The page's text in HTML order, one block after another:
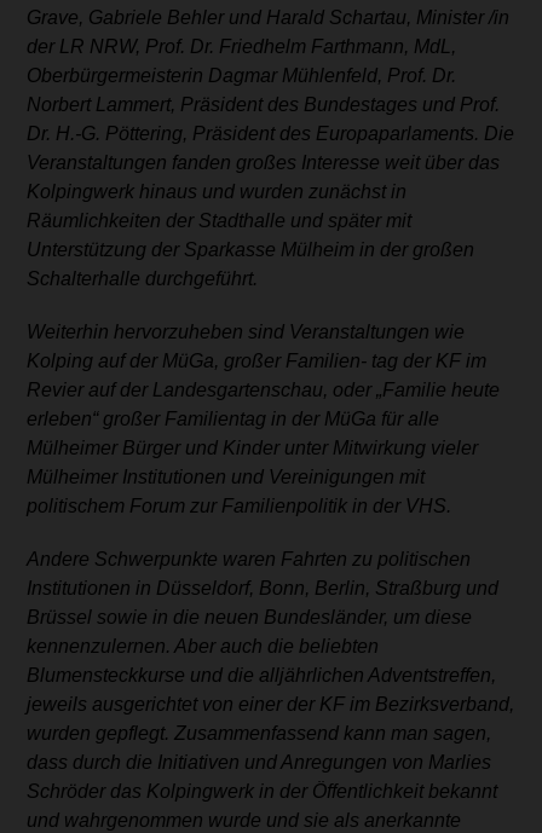
Grave, Gabriele Behler und Harald Schartau, Minister /in
der LR NRW, Prof. Dr. Friedhelm Farthmann, MdL,
Oberbürgermeisterin Dagmar Mühlenfeld, Prof. Dr.
Norbert Lammert, Präsident des Bundestages und Prof.
Dr. H.-G. Pöttering, Präsident des Europaparlaments. Die
Veranstaltungen fanden großes Interesse weit über das
Kolpingwerk hinaus und wurden zunächst in
Räumlichkeiten der Stadthalle und später mit
Unterstützung der Sparkasse Mülheim in der großen
Schalterhalle durchgeführt.
Weiterhin hervorzuheben sind Veranstaltungen wie
Kolping auf der MüGa, großer Familien- tag der KF im
Revier auf der Landesgartenschau, oder „Familie heute
erleben“ großer Familientag in der MüGa für alle
Mülheimer Bürger und Kinder unter Mitwirkung vieler
Mülheimer Institutionen und Vereinigungen mit
politischem Forum zur Familienpolitik in der VHS.
Andere Schwerpunkte waren Fahrten zu politischen
Institutionen in Düsseldorf, Bonn, Berlin, Straßburg und
Brüssel sowie in die neuen Bundesländer, um diese
kennenzulernen.Aber auch die beliebten
Blumensteckkurse und die alljährlichen Adventstreffen,
jeweils ausgerichtet von einer der KF im Bezirksverband,
wurden gepflegt.Zusammenfassend kann man sagen,
dass durch die Initiativen und Anregungen von Marlies
Schröder das Kolpingwerk in der Öffentlichkeit bekannt
und wahrgenommen wurde und sie als anerkannte